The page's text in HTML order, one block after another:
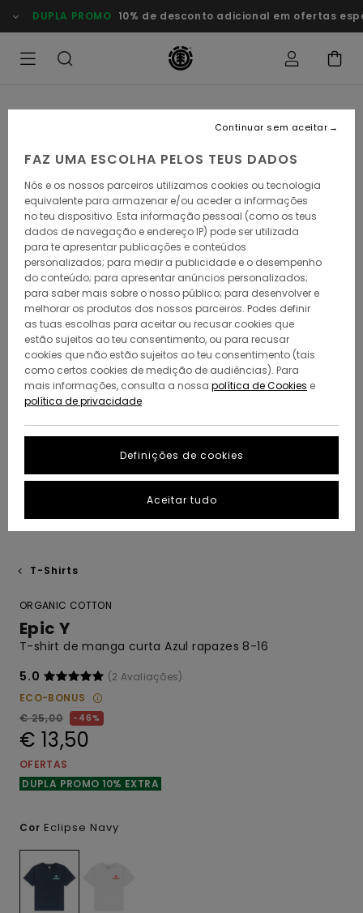
para
a
DUPLA PROMO 10% de desconto adicional em ofertas
T-Shirts
ORGANIC COTTON
Epic Y
T-shirt de manga curta Azul rapazes 8-16
5.0
(2 Avaliações)
ECO-BONUS
€ 25,00
46%
€ 13,50
OFERTAS
DUPLA PROMO 10% EXTRA
Cor Eclipse Navy
FAZ UMA ESCOLHA PELOS TEUS DADOS
Nós e os nossos parceiros utilizamos cookies ou tecnologia
equivalente para armazenar e/ou aceder a informações
no teu dispositivo. Esta informação pessoal (como os teus
dados de navegação e endereço IP) pode ser utilizada
para te apresentar publicações e conteúdos
personalizados; para medir a publicidade e o desempenho
do conteúdo; para apresentar anúncios personalizados;
para saber mais sobre o nosso público; para desenvolver e
melhorar os produtos dos nossos parceiros. Podes definir
as tuas escolhas para aceitar ou recusar cookies que
estão sujeitos ao teu consentimento, ou para recusar
cookies que não estão sujeitos ao teu consentimento (tais
como certos cookies de medição de audiências). Para
mais informações, consulta a nossa política de Cookies e
política de privacidade
Definições de cookies
Continuar sem aceitar
Aceitar tudo